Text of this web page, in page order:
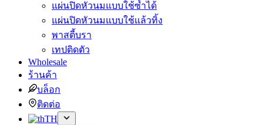
แผ่นปิดหัวนมแบบใช้ซ้ำได้
แผ่นปิดหัวนมแบบใช้แล้วทิ้ง
พาสตี้บรา
เทปติดตัว
Wholesale
ร้านค้า
บล็อก
ติดต่อ
TH